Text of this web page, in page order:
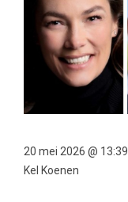
20 mei 2026 @ 13:39
Kel Koenen